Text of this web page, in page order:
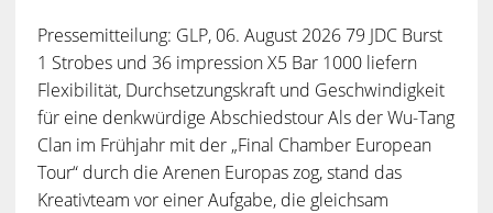
Pressemitteilung: GLP, 06. August 2026 79 JDC Burst
1 Strobes und 36 impression X5 Bar 1000 liefern
Flexibilität, Durchsetzungskraft und Geschwindigkeit
für eine denkwürdige Abschiedstour Als der Wu-Tang
Clan im Frühjahr mit der „Final Chamber European
Tour“ durch die Arenen Europas zog, stand das
Kreativteam vor einer Aufgabe, die gleichsam